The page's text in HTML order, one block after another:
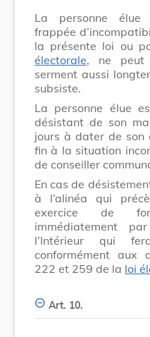
La personne élue
frappée
la présente loi ou
électorale, ne peut
serment aussi
subsiste.
La personne élue
désistant de son
jours à dater de son
fin à la situation
de conseiller
En cas de
à l’alinéa qui
exercice de
immédiatement
l’Intérieur qui
conformément aux
222 et 259 de la loi
Art. 10.